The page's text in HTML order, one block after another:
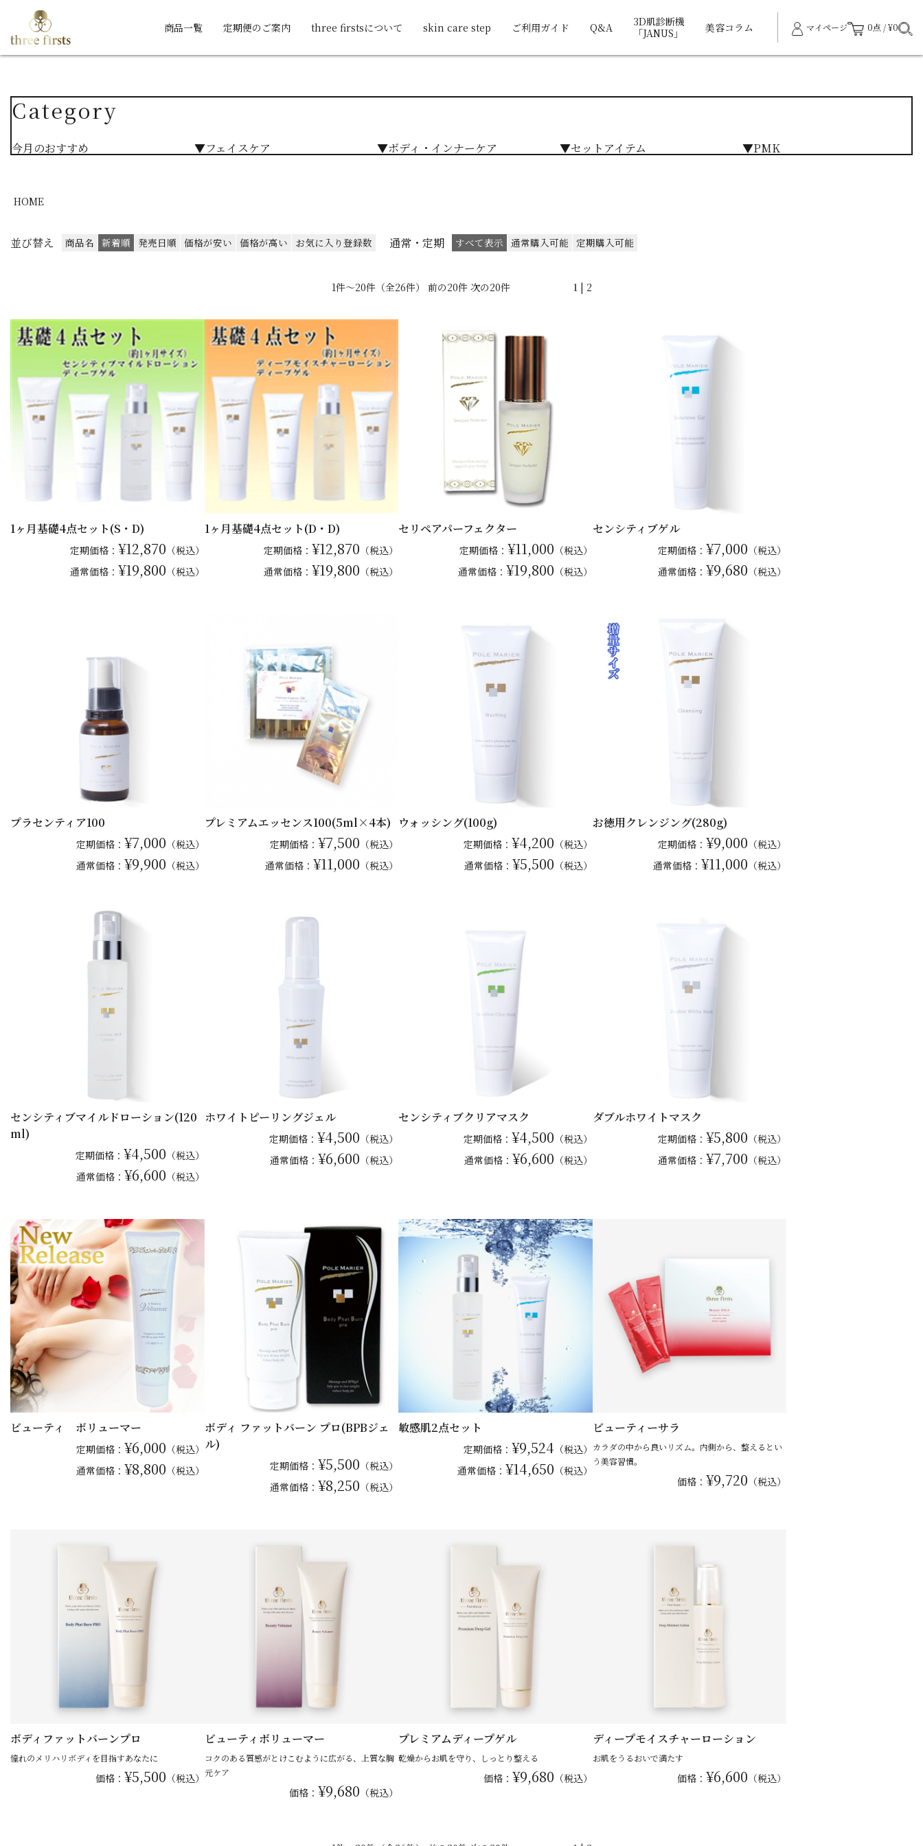
商品一覧 定期便のご案内 three firstsについて skin care step ご利用ガイド Q&A
3D肌診断機
「JANUS」
美容コラム マイページ 0点 / ¥0
Category
今月のおすすめ ▼フェイスケア ▼ボディ・インナーケア ▼セットアイテム ▼PMK
HOME
並び替え 商品名 新着順 発売日順 価格が安い 価格が高い お気に入り登録数 通常・定期 すべて表示 通常購入可能 定期購入可能
1件～20件（全26件） 前の20件 次の20件 1| 2
1ヶ月基礎4点セット(S・D)
定期価格： ¥12,870 （税込）
通常価格： ¥19,800 （税込）
1ヶ月基礎4点セット(D・D)
定期価格： ¥12,870 （税込）
通常価格： ¥19,800 （税込）
セリペアパーフェクター
定期価格： ¥11,000 （税込）
通常価格： ¥19,800 （税込）
センシティブゲル
定期価格： ¥7,000 （税込）
通常価格： ¥9,680 （税込）
プラセンティア100
定期価格： ¥7,000 （税込）
通常価格： ¥9,900 （税込）
プレミアムエッセンス100(5ml×4本)
定期価格： ¥7,500 （税込）
通常価格： ¥11,000 （税込）
ウォッシング(100g)
定期価格： ¥4,200 （税込）
通常価格： ¥5,500 （税込）
お徳用クレンジング(280g)
定期価格： ¥9,000 （税込）
通常価格： ¥11,000 （税込）
センシティブマイルドローション(120
ml)
定期価格： ¥4,500 （税込）
通常価格： ¥6,600 （税込）
ホワイトピーリングジェル
定期価格： ¥4,500 （税込）
通常価格： ¥6,600 （税込）
センシティブクリアマスク
定期価格： ¥4,500 （税込）
通常価格： ¥6,600 （税込）
ダブルホワイトマスク
定期価格： ¥5,800 （税込）
通常価格： ¥7,700 （税込）
ビューティ ボリューマー
定期価格： ¥6,000 （税込）
通常価格： ¥8,800 （税込）
ボディ ファットバーン プロ(BPBジェ
ル)
定期価格： ¥5,500 （税込）
通常価格： ¥8,250 （税込）
敏感肌2点セット
定期価格： ¥9,524（税込）
通常価格： ¥14,650 （税込）
ビューティーサラ
カラダの中から良いリズム。内側から、整えるとい
う美容習慣。
価格： ¥9,720 （税込）
ボディファットバーンプロ
憧れのメリハリボディを目指すあなたに
価格： ¥5,500 （税込）
ビューティボリューマー
コクのある質感がとけこむように広がる、上質な胸
元ケア
価格： ¥9,680 （税込）
プレミアムディープゲル
乾燥からお肌を守り、しっとり整える
価格： ¥9,680 （税込）
ディープモイスチャーローション
お肌をうるおいで満たす
価格： ¥6,600 （税込）